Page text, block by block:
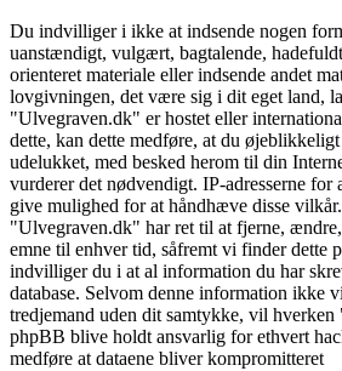
Du indvilliger i ikke at indsende nogen
uanstændigt, vulgært, bagtalende,
orienteret materiale eller indsende andet
lovgivningen, det være sig i dit eget land,
"Ulvegraven.dk" er hostet eller
dette, kan dette medføre, at du
udelukket, med besked herom til din
vurderer det nødvendigt. IP-adresserne
give mulighed for at håndhæve disse
"Ulvegraven.dk" har ret til at fjerne,
emne til enhver tid, såfremt vi finder dette
indvilliger du i at al information du har
database. Selvom denne information ikke
tredjemand uden dit samtykke, vil
phpBB blive holdt ansvarlig for ethvert
medføre at dataene bliver kompromitteret